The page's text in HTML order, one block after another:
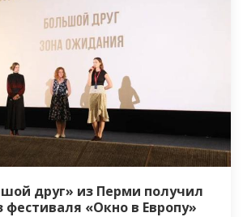
друг» из Перми получил
фестиваля «Окно в Европу»